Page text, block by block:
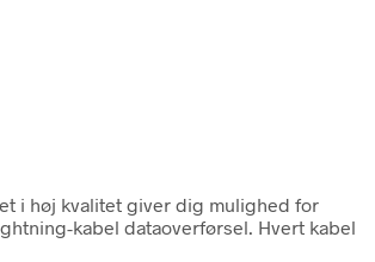
i høj kvalitet giver dig mulighed for
kabel dataoverførsel. Hvert kabel